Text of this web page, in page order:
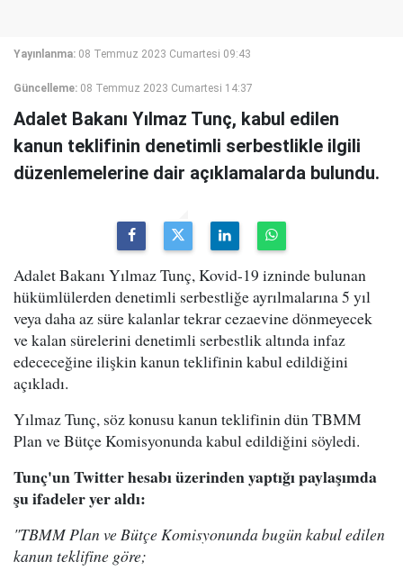
Yayınlanma: 08 Temmuz 2023 Cumartesi 09:43
Güncelleme: 08 Temmuz 2023 Cumartesi 14:37
Adalet Bakanı Yılmaz Tunç, kabul edilen
kanun teklifinin denetimli serbestlikle ilgili
düzenlemelerine dair açıklamalarda bulundu.
Adalet Bakanı Yılmaz Tunç, Kovid-19 izninde bulunan
hükümlülerden denetimli serbestliğe ayrılmalarına 5 yıl
veya daha az süre kalanlar tekrar cezaevine dönmeyecek
ve kalan sürelerini denetimli serbestlik altında infaz
edececeğine ilişkin kanun teklifinin kabul edildiğini
açıkladı.
Yılmaz Tunç, söz konusu kanun teklifinin dün TBMM
Plan ve Bütçe Komisyonunda kabul edildiğini söyledi.
Tunç'un Twitter hesabı üzerinden yaptığı paylaşımda
şu ifadeler yer aldı:
"TBMM Plan ve Bütçe Komisyonunda bugün kabul edilen
kanun teklifine göre;